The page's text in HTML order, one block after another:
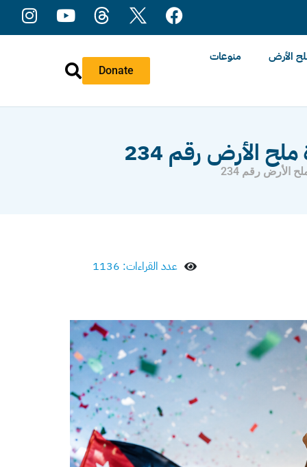
Donate
الأرض
منوعات
الأرض رقم 234
رقم 234
عدد القراءات: 1136